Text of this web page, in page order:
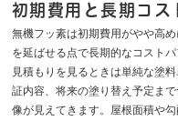
初期費用と長期コス
無機フッ素は初期費用がやや高
を延ばせる点で長期的なコスト
見積もりを見るときは単純な塗
証内容、将来の塗り替え予定ま
像が見えてきます。屋根面積や